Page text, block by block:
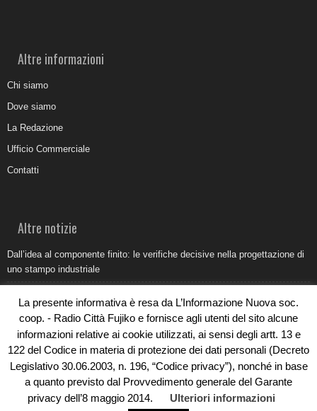
Altre informazioni
Chi siamo
Dove siamo
La Redazione
Ufficio Commerciale
Contatti
Altre notizie
Dall’idea al componente finito: le verifiche decisive nella progettazione di
uno stampo industriale
Come organizzare e allestire una camera ardente per l’ultimo saluto
Umidità di risalita in casa, come riconoscere i segnali veri
Torna il Sun Donato Festival 2026
La presente informativa è resa da L’Informazione Nuova soc.
coop. - Radio Città Fujiko e fornisce agli utenti del sito alcune
informazioni relative ai cookie utilizzati, ai sensi degli artt. 13 e
122 del Codice in materia di protezione dei dati personali (Decreto
Legislativo 30.06.2003, n. 196, “Codice privacy”), nonché in base
a quanto previsto dal Provvedimento generale del Garante
privacy dell’8 maggio 2014.
Ulteriori informazioni